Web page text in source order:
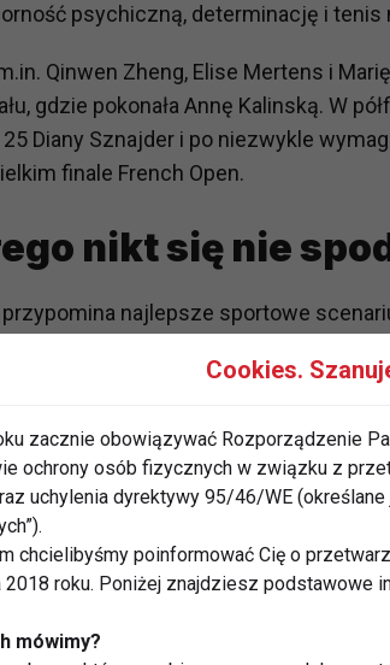
psychiczną, determinację i
Qinwen Zheng, Elise Mertens i
gdzie pokonała Annę Kalinską. W
Diany Sznajder i po niezwykle
finale French Open.
nikt się nie
najlepsze sportowe
zdrowotnymi i kryzysami psychicznymi,
sportu. Dziś wraca silniejsza niż
jest prosta.
do finału Roland Garros przez
do najrzadszych osiągnięć w historii
zawodowej, która dotarła do finału
sportowy
Cookies.
zacznie obowiązywać Rozporządzenie
ochrony osób fizycznych w związku z
uchylenia dyrektywy 95/46/WE (określane
chcielibyśmy poinformować Cię o
2018 roku. Poniżej znajdziesz podstawowe
mówimy?